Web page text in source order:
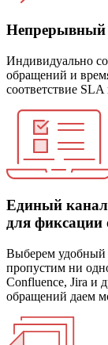
Непрерывный
Индивидуально
обращений и
соответствие
Единый канал
для фиксации
Выберем удобный
пропустим ни
Confluence, Jira и
обращений даем